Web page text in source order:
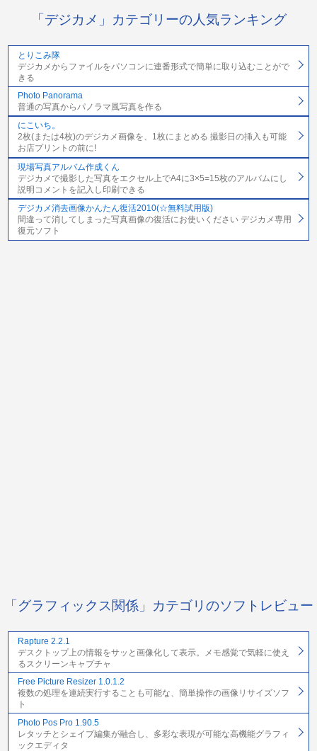
「デジカメ」カテゴリーの人気ランキング
とりこみ隊
デジカメからファイルをパソコンに連番形式で簡単に取り込むことがで
きる
Photo Panorama
普通の写真からパノラマ風写真を作る
にこいち。
2枚(または4枚)のデジカメ画像を、1枚にまとめる 撮影日の挿入も可能
お店プリントの前に!
現場写真アルバム作成くん
デジカメで撮影した写真をエクセル上でA4に3×5=15枚のアルバムにし
説明コメントを記入し印刷できる
デジカメ消去画像かんたん復活2010(☆無料試用版)
間違って消してしまった写真画像の復活にお使いください デジカメ専用
復元ソフト
「グラフィックス関係」カテゴリのソフトレビュー
Rapture 2.2.1
デスクトップ上の情報をサッと画像化して表示。メモ感覚で気軽に使え
るスクリーンキャプチャ
Free Picture Resizer 1.0.1.2
複数の処理を連続実行することも可能な、簡単操作の画像リサイズソフ
ト
Photo Pos Pro 1.90.5
レタッチとシェイプ編集が融合し、多彩な表現が可能な高機能グラフィ
ックエディタ